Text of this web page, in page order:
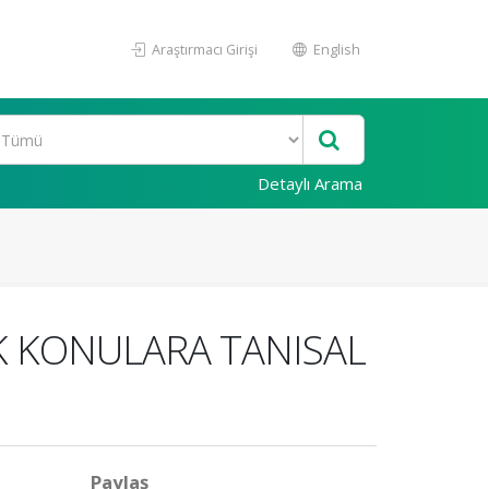
Araştırmacı Girişi English
Detaylı Arama
KONULARA TANISAL
Paylaş